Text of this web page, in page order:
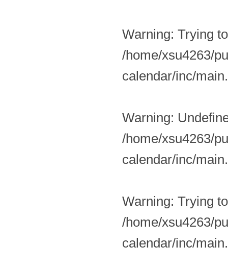
Warning: Trying
/home/xsu4263/
calendar/inc/
Warning:
/home/xsu4263/
calendar/inc/
Warning: Trying
/home/xsu4263/
calendar/inc/